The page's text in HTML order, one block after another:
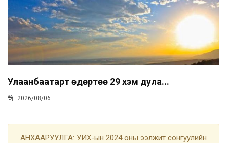
Улаанбаатарт өдөртөө 29 хэм дула...
2026/08/06
АНХААРУУЛГА: УИХ-ын 2024 оны ээлжит сонгуулийн